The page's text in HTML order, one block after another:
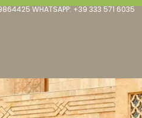
WHATSAPP: +39 333 571 6035